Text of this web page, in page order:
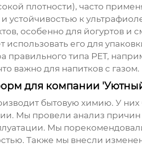
плотности), часто
к
особенно для йогуртов и
его для
правильного типа PET,
важно для напитков с газом.
для компании
бытовую химию. У
Мы провели анализ
Мы
Также мы внесли